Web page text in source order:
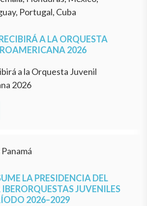
Portugal, Cuba
A LA ORQUESTA
2026
a la Orquesta Juvenil
2026
Panamá
LA PRESIDENCIA DEL
JUVENILES
2026–2029